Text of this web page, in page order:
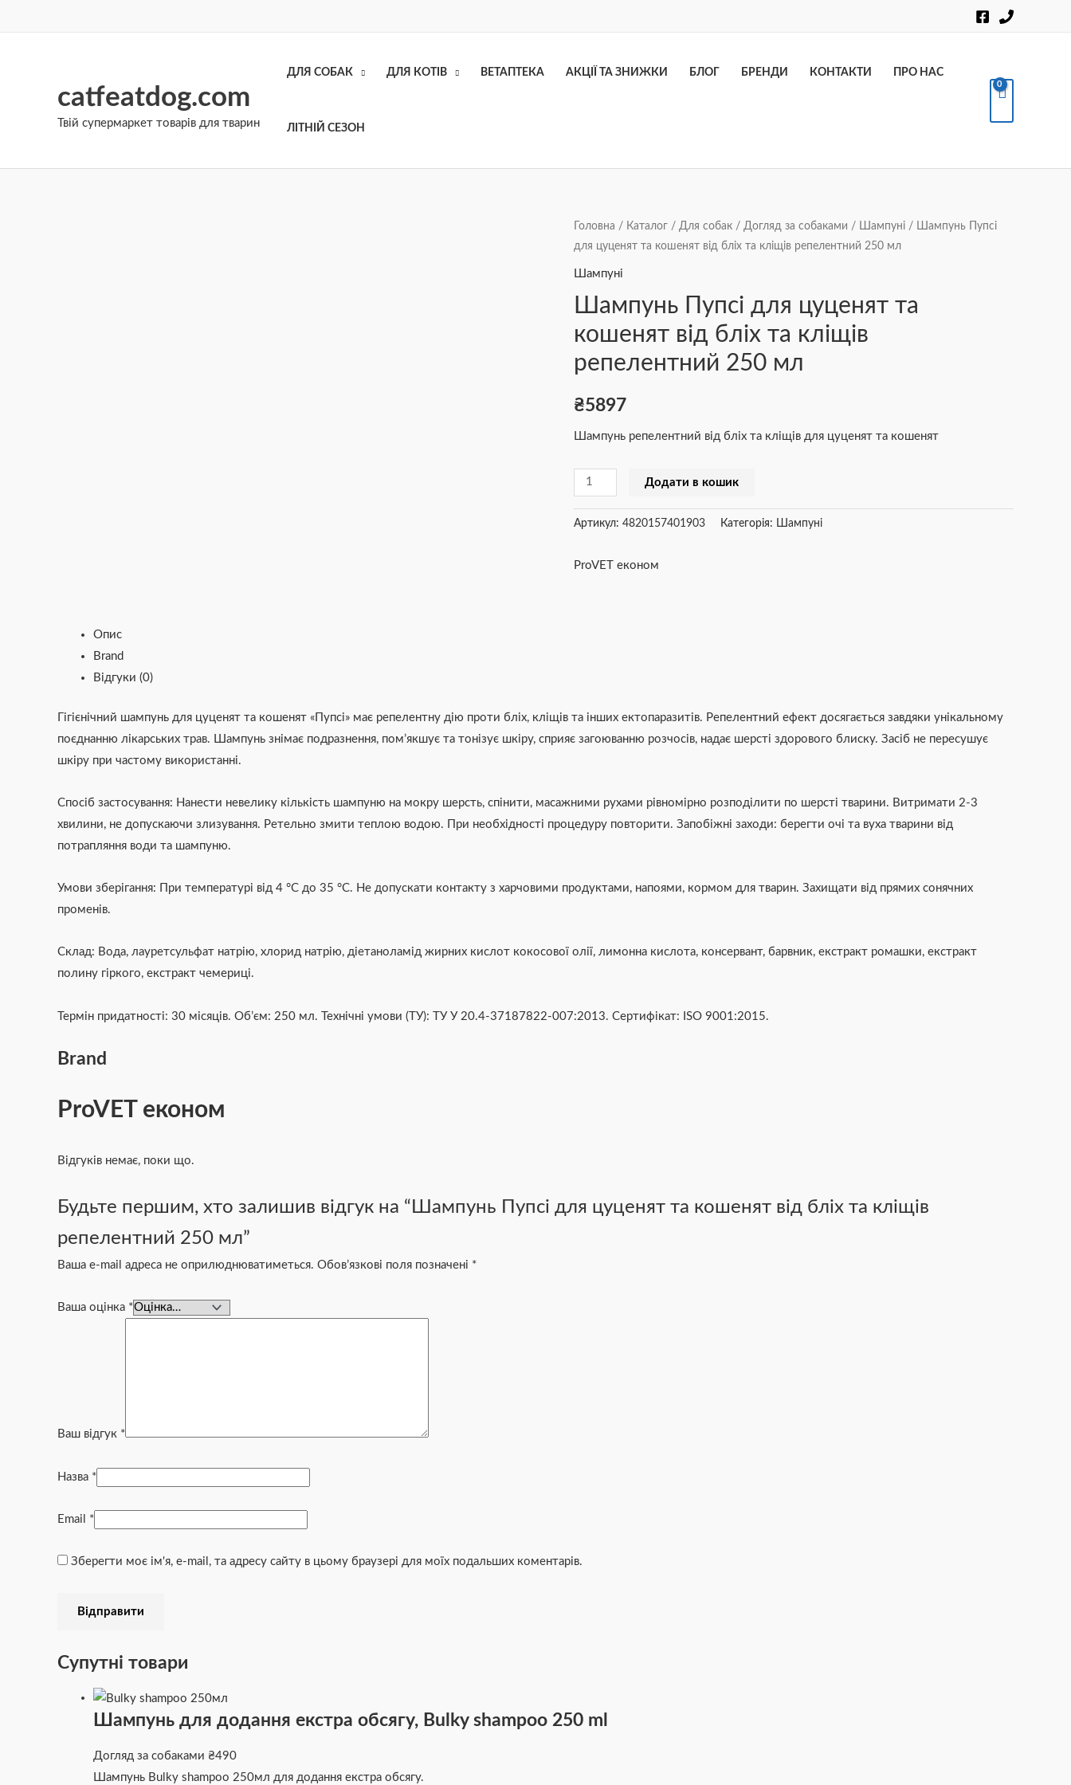
catfeatdog.com
Твій супермаркет товарів для тварин
ДЛЯ СОБАК ДЛЯ КОТІВ ВЕТАПТЕКА АКЦІЇ ТА ЗНИЖКИ БЛОГ БРЕНДИ КОНТАКТИ ПРО НАС
ЛІТНІЙ СЕЗОН
Головна / Каталог / Для собак / Догляд за собаками / Шампуні / Шампунь Пупсі
для цуценят та кошенят від бліх та кліщів репелентний 250 мл
Шампуні
Шампунь Пупсі для цуценят та
кошенят від бліх та кліщів
репелентний 250 мл
₴5897
Шампунь репелентний від бліх та кліщів для цуценят та кошенят
Шампунь
Пупсі
для
та
кошенят
від
бліх
та
репелентний
мл
кількість
Додати в кошик
Артикул: 4820157401903 Категорія: Шампуні
ProVET економ
Опис
Brand
Відгуки (0)
Гігієнічний шампунь для цуценят та кошенят «Пупсі» має репелентну дію проти бліх, кліщів та інших ектопаразитів. Репелентний ефект досягається завдяки унікальному
поєднанню лікарських трав. Шампунь знімає подразнення, пом’якшує та тонізує шкіру, сприяє загоюванню розчосів, надає шерсті здорового блиску. Засіб не пересушує
шкіру при частому використанні.
Спосіб застосування: Нанести невелику кількість шампуню на мокру шерсть, спінити, масажними рухами рівномірно розподілити по шерсті тварини. Витримати 2-3
хвилини, не допускаючи злизування. Ретельно змити теплою водою. При необхідності процедуру повторити. Запобіжні заходи: берегти очі та вуха тварини від
потрапляння води та шампуню.
Умови зберігання: При температурі від 4 °С до 35 °С. Не допускати контакту з харчовими продуктами, напоями, кормом для тварин. Захищати від прямих сонячних
променів.
Склад: Вода, лауретсульфат натрію, хлорид натрію, діетаноламід жирних кислот кокосової олії, лимонна кислота, консервант, барвник, екстракт ромашки, екстракт
полину гіркого, екстракт чемериці.
Термін придатності: 30 місяців. Об’єм: 250 мл. Технічні умови (ТУ): ТУ У 20.4-37187822-007:2013. Сертифікат: ISO 9001:2015.
Brand
ProVET економ
Відгуків немає, поки що.
Будьте першим, хто залишив відгук на “Шампунь Пупсі для цуценят та кошенят від бліх та кліщів
репелентний 250 мл”
Ваша e-mail адреса не оприлюднюватиметься. Обов’язкові поля позначені *
Ваша оцінка *
Ваш відгук *
Назва *
Email *
Зберегти моє ім'я, e-mail, та адресу сайту в цьому браузері для моїх подальших коментарів.
Супутні товари
Шампунь для додання екстра обсягу, Bulky shampoo 250 ml
Догляд за собаками ₴490
Шампунь Bulky shampoo 250мл для додання екстра обсягу.